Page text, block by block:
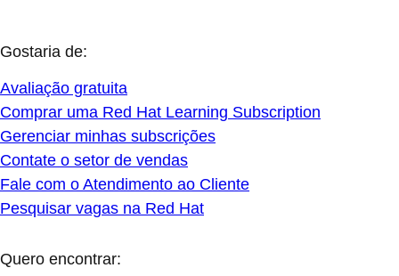
Gostaria de:
Avaliação gratuita
Comprar uma Red Hat Learning Subscription
Gerenciar minhas subscrições
Contate o setor de vendas
Fale com o Atendimento ao Cliente
Pesquisar vagas na Red Hat
Quero encontrar: